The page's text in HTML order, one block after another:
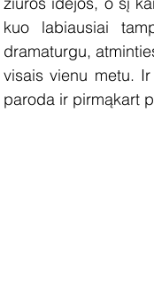
kuo labiausiai
dramaturgu,
visais vienu metu.
paroda ir pirmąkart